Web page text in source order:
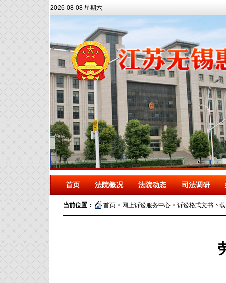
2026-08-08 星期六
首页 法院概况 法院动态 司法调研
当前位置： 首页 > 网上诉讼服务中心 > 诉讼格式文书下载